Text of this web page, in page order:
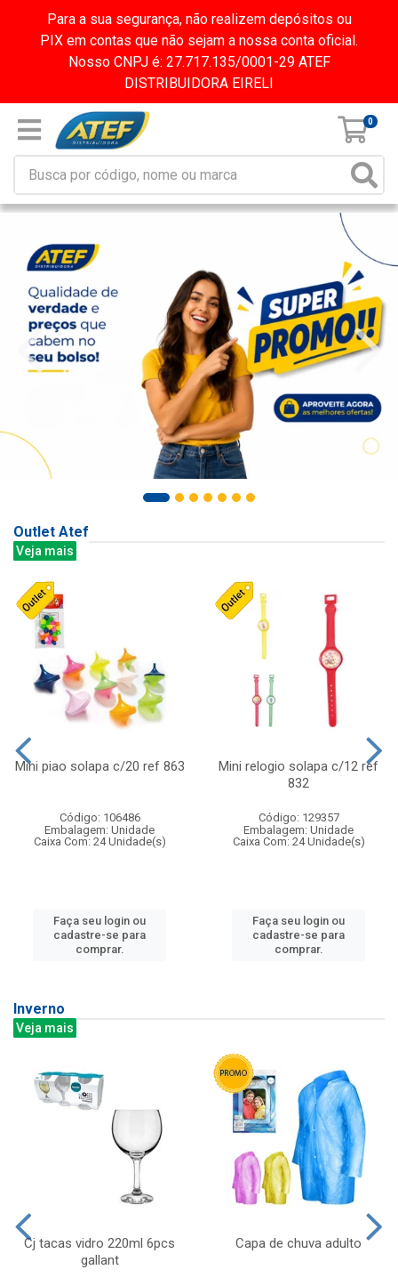
Para a sua segurança, não realizem depósitos ou
PIX em contas que não sejam a nossa conta oficial.
Nosso CNPJ é: 27.717.135/0001-29 ATEF
DISTRIBUIDORA EIRELI
0
Outlet Atef
Veja mais
Mini piao solapa c/20 ref 863
Código: 106486
Embalagem: Unidade
Caixa Com: 24 Unidade(s)
Faça seu login ou
cadastre-se para
comprar.
Mini relogio solapa c/12 ref
832
Código: 129357
Embalagem: Unidade
Caixa Com: 24 Unidade(s)
Faça seu login ou
cadastre-se para
comprar.
Inverno
Veja mais
Cj tacas vidro 220ml 6pcs
gallant
Capa de chuva adulto